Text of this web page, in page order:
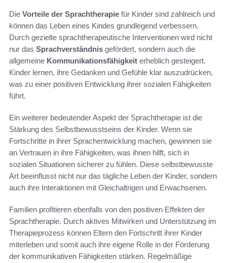
Die Vorteile der Sprachtherapie für Kinder sind zahlreich und
können das Leben eines Kindes grundlegend verbessern.
Durch gezielte sprachtherapeutische Interventionen wird nicht
nur das Sprachverständnis gefördert, sondern auch die
allgemeine Kommunikationsfähigkeit erheblich gesteigert.
Kinder lernen, ihre Gedanken und Gefühle klar auszudrücken,
was zu einer positiven Entwicklung ihrer sozialen Fähigkeiten
führt.
Ein weiterer bedeutender Aspekt der Sprachtherapie ist die
Stärkung des Selbstbewusstseins der Kinder. Wenn sie
Fortschritte in ihrer Sprachentwicklung machen, gewinnen sie
an Vertrauen in ihre Fähigkeiten, was ihnen hilft, sich in
sozialen Situationen sicherer zu fühlen. Diese selbstbewusste
Art beeinflusst nicht nur das tägliche Leben der Kinder, sondern
auch ihre Interaktionen mit Gleichaltrigen und Erwachsenen.
Familien profitieren ebenfalls von den positiven Effekten der
Sprachtherapie. Durch aktives Mitwirken und Unterstützung im
Therapieprozess können Eltern den Fortschritt ihrer Kinder
miterleben und somit auch ihre eigene Rolle in der Förderung
der kommunikativen Fähigkeiten stärken. Regelmäßige